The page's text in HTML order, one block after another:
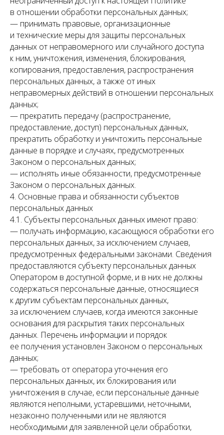
в отношении обработки персональных данных;
— принимать правовые, организационные
и технические меры для защиты персональных
данных от неправомерного или случайного доступа
к ним, уничтожения, изменения, блокирования,
копирования, предоставления, распространения
персональных данных, а также от иных
неправомерных действий в отношении персональных
данных;
— прекратить передачу (распространение,
предоставление, доступ) персональных данных,
прекратить обработку и уничтожить персональные
данные в порядке и случаях, предусмотренных
Законом о персональных данных;
— исполнять иные обязанности, предусмотренные
Законом о персональных данных.
4. Основные права и обязанности субъектов
персональных данных
4.1. Субъекты персональных данных имеют право:
— получать информацию, касающуюся обработки его
персональных данных, за исключением случаев,
предусмотренных федеральными законами. Сведения
предоставляются субъекту персональных данных
Оператором в доступной форме, и в них не должны
содержаться персональные данные, относящиеся
к другим субъектам персональных данных,
за исключением случаев, когда имеются законные
основания для раскрытия таких персональных
данных. Перечень информации и порядок
ее получения установлен Законом о персональных
данных;
— требовать от оператора уточнения его
персональных данных, их блокирования или
уничтожения в случае, если персональные данные
являются неполными, устаревшими, неточными,
незаконно полученными или не являются
необходимыми для заявленной цели обработки,